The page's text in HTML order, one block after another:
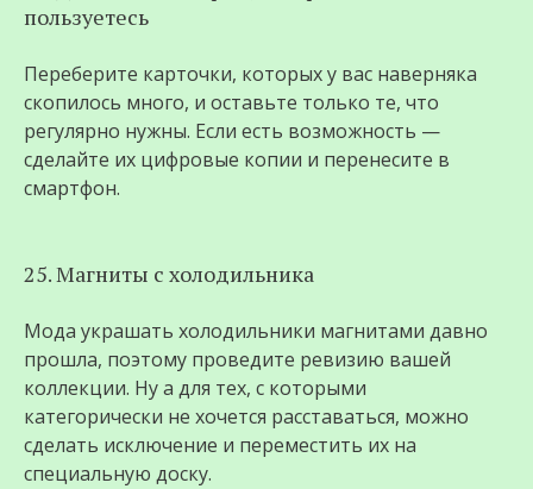
пользуетесь
Переберите карточки, которых у вас наверняка
скопилось много, и оставьте только те, что
регулярно нужны. Если есть возможность —
сделайте их цифровые копии и перенесите в
смартфон.
25. Магниты с холодильника
Мода украшать холодильники магнитами давно
прошла, поэтому проведите ревизию вашей
коллекции. Ну а для тех, с которыми
категорически не хочется расставаться, можно
сделать исключение и переместить их на
специальную доску.